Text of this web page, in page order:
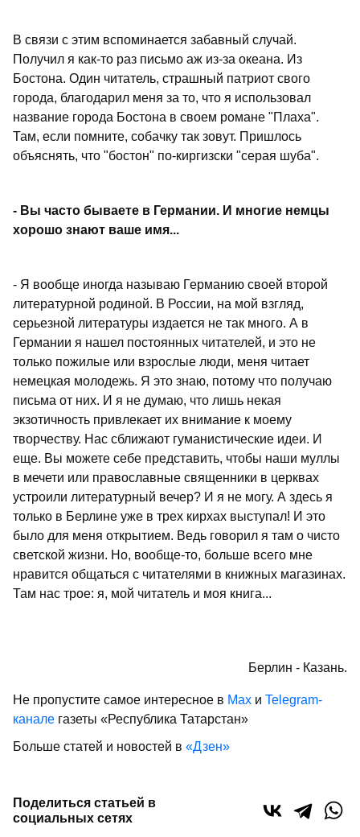
В связи с этим вспоминается забавный случай.
Получил я как-то раз письмо аж из-за океана. Из
Бостона. Один читатель, страшный патриот свого
города, благодарил меня за то, что я использовал
название города Бостона в своем романе "Плаха".
Там, если помните, собачку так зовут. Пришлось
объяснять, что "бостон" по-киргизски "серая шуба".
- Вы часто бываете в Германии. И многие немцы
хорошо знают ваше имя...
- Я вообще иногда называю Германию своей второй
литературной родиной. В России, на мой взгляд,
серьезной литературы издается не так много. А в
Германии я нашел постоянных читателей, и это не
только пожилые или взрослые люди, меня читает
немецкая молодежь. Я это знаю, потому что получаю
письма от них. И я не думаю, что лишь некая
экзотичность привлекает их внимание к моему
творчеству. Нас сближают гуманистические идеи. И
еще. Вы можете себе представить, чтобы наши муллы
в мечети или православные священники в церквах
устроили литературный вечер? И я не могу. А здесь я
только в Берлине уже в трех кирхах выступал! И это
было для меня открытием. Ведь говорил я там о чисто
светской жизни. Но, вообще-то, больше всего мне
нравится общаться с читателями в книжных магазинах.
Там нас трое: я, мой читатель и моя книга...
Берлин - Казань.
Не пропустите самое интересное в Max и Telegram-
канале газеты «Республика Татарстан»
Больше статей и новостей в «Дзен»
Поделиться статьей в
социальных сетях